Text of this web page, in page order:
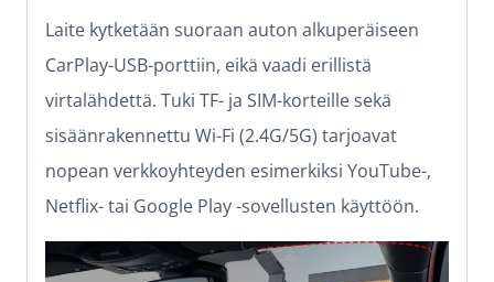
Laite kytketään suoraan auton alkuperäiseen
CarPlay-USB-porttiin, eikä vaadi erillistä
virtalähdettä. Tuki TF- ja SIM-korteille sekä
sisäänrakennettu Wi-Fi (2.4G/5G) tarjoavat
nopean verkkoyhteyden esimerkiksi YouTube-,
Netflix- tai Google Play -sovellusten käyttöön.